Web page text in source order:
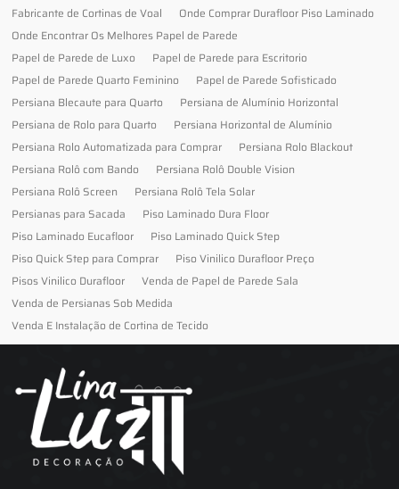
Fabricante de Cortinas de Voal
Onde Comprar Durafloor Piso Laminado
Onde Encontrar Os Melhores Papel de Parede
Papel de Parede de Luxo
Papel de Parede para Escritorio
Papel de Parede Quarto Feminino
Papel de Parede Sofisticado
Persiana Blecaute para Quarto
Persiana de Alumínio Horizontal
Persiana de Rolo para Quarto
Persiana Horizontal de Alumínio
Persiana Rolo Automatizada para Comprar
Persiana Rolo Blackout
Persiana Rolô com Bando
Persiana Rolô Double Vision
Persiana Rolô Screen
Persiana Rolô Tela Solar
Persianas para Sacada
Piso Laminado Dura Floor
Piso Laminado Eucafloor
Piso Laminado Quick Step
Piso Quick Step para Comprar
Piso Vinilico Durafloor Preço
Pisos Vinilico Durafloor
Venda de Papel de Parede Sala
Venda de Persianas Sob Medida
Venda E Instalação de Cortina de Tecido